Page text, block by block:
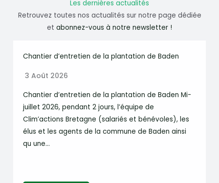
Les dernières actualités
Retrouvez toutes nos actualités sur notre page dédiée
et abonnez-vous à notre newsletter !
Chantier d’entretien de la plantation de Baden
3 Août 2026
Chantier d’entretien de la plantation de Baden Mi-
juillet 2026, pendant 2 jours, l’équipe de
Clim’actions Bretagne (salariés et bénévoles), les
élus et les agents de la commune de Baden ainsi
qu une…